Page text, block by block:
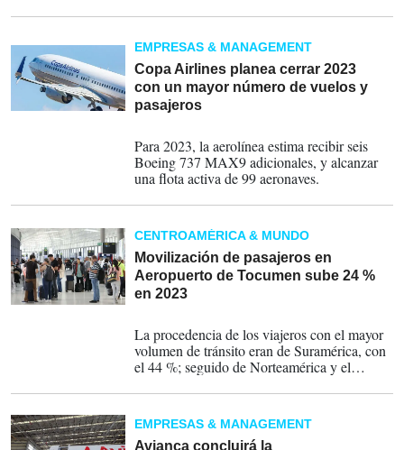
EMPRESAS & MANAGEMENT
Copa Airlines planea cerrar 2023
con un mayor número de vuelos y
pasajeros
Para 2023, la aerolínea estima recibir seis
Boeing 737 MAX9 adicionales, y alcanzar
una flota activa de 99 aeronaves.
CENTROAMÉRICA & MUNDO
Movilización de pasajeros en
Aeropuerto de Tocumen sube 24 %
en 2023
La procedencia de los viajeros con el mayor
volumen de tránsito eran de Suramérica, con
el 44 %; seguido de Norteamérica y el
EMPRESAS & MANAGEMENT
Avianca concluirá la